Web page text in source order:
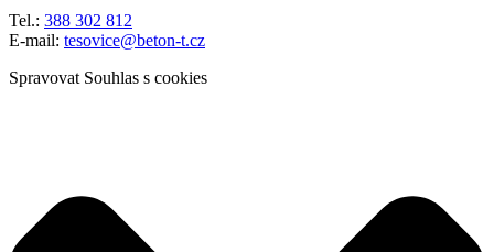
Tel.: 388 302 812
E-mail: tesovice@beton-t.cz
Spravovat Souhlas s cookies